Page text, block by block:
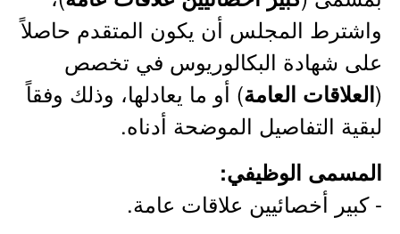
واشترط المجلس أن يكون المتقدم حاصلاً
على شهادة البكالوريوس في تخصص
(العلاقات العامة) أو ما يعادلها، وذلك وفقاً
لبقية التفاصيل الموضحة أدناه.
المسمى الوظيفي:
- كبير أخصائيين علاقات عامة.